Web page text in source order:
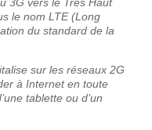
le nom LTE (Long
du standard de la
sur les réseaux 2G
à Internet en toute
tablette ou d’un